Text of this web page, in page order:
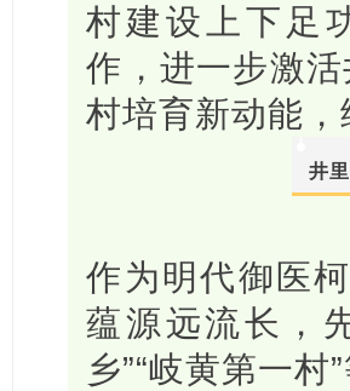
村建设上下足
作，进一步激
村培育新动能
井
作为明代御医
蕴源远流长，
乡”“岐黄第一村”